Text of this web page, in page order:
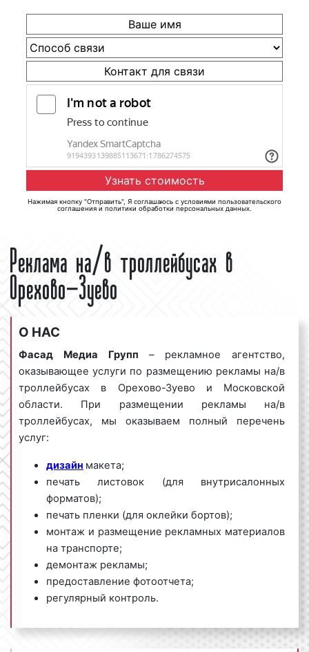
Нажимая кнопку "Отправить", Я соглашаюсь с условиями пользовательского
соглашения и политики обработки персональных данных
Реклама на/в троллейбусах в
Орехово-Зуево
О НАС
Фасад Медиа Групп – рекламное агентство,
оказывающее услуги по размещению рекламы на/в
троллейбусах в Орехово-Зуево и Московской
области. При размещении рекламы на/в
троллейбусах, мы оказываем полный перечень
услуг:
дизайн макета;
печать листовок (для внутрисалонных
форматов);
печать пленки (для оклейки бортов);
монтаж и размещение рекламных материалов
на транспорте;
демонтаж рекламы;
предоставление фотоотчета;
регулярный контроль.
Рекламное агентство «Фасад Медиа Групп»
предлагает большой выбор маршрутов, гибкие